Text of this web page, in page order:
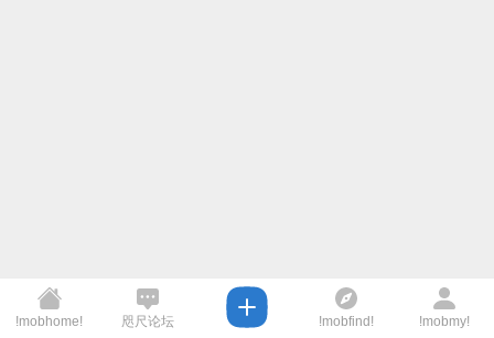
!mobhome! 咫尺论坛 !mobfind! !mobmy!